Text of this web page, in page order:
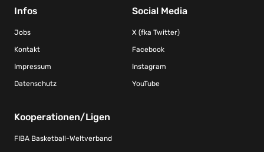
Infos
Jobs
Kontakt
Impressum
Datenschutz
Social Media
X (fka Twitter)
Facebook
Instagram
YouTube
Kooperationen/Ligen
FIBA Basketball-Weltverband